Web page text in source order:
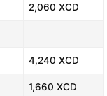
2,060 XCD
4,240 XCD
1,660 XCD